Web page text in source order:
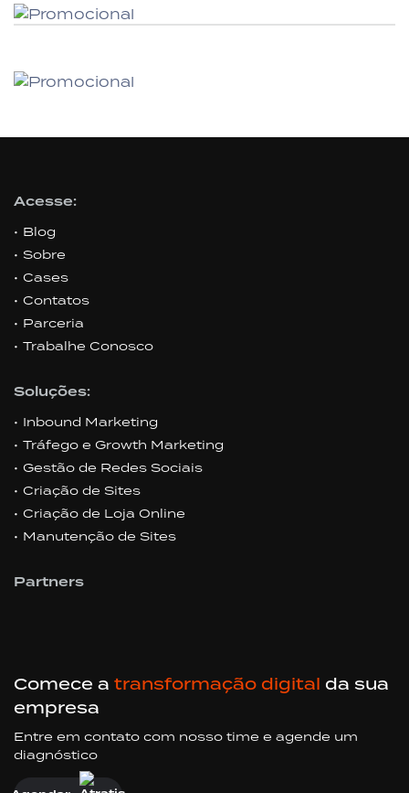
Acesse:
Blog
Sobre
Cases
Contatos
Parceria
Trabalhe Conosco
Soluções:
Inbound Marketing
Tráfego e Growth Marketing
Gestão de Redes Sociais
Criação de Sites
Criação de Loja Online
Manutenção de Sites
Partners
Comece a transformação digital da sua
empresa
Entre em contato com nosso time e agende um
diagnóstico